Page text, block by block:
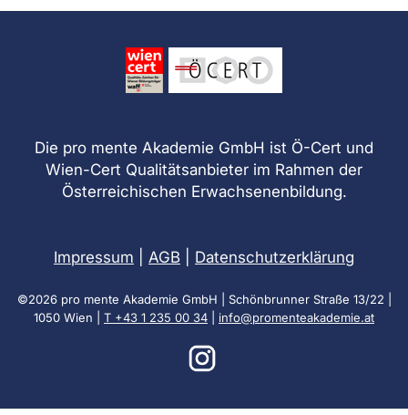
Die pro mente Akademie GmbH ist Ö-Cert und
Wien-Cert Qualitätsanbieter im Rahmen der
Österreichischen Erwachsenenbildung.
Impressum AGB Datenschutzerklärung
©2026 pro mente Akademie GmbH | Schönbrunner Straße 13/22 |
1050 Wien | T +43 1 235 00 34 info@promenteakademie.at